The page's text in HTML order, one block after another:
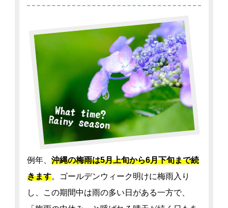
例年、 沖縄の梅雨は5月上旬から6月下旬まで続
きます。ゴールデンウィーク明けに梅雨入り
し、この期間中は雨の多い日がある一方で、